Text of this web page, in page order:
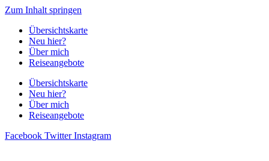
Zum Inhalt springen
Übersichtskarte
Neu hier?
Über mich
Reiseangebote
Übersichtskarte
Neu hier?
Über mich
Reiseangebote
Facebook Twitter Instagram